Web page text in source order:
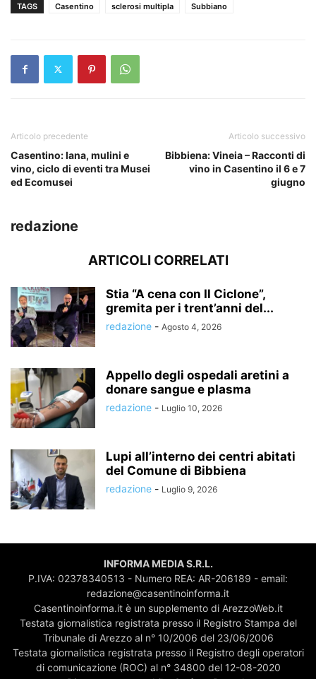
TAGS Casentino sclerosi multipla Subbiano
Articolo precedente
Casentino: lana, mulini e
vino, ciclo di eventi tra Musei
ed Ecomusei
Articolo successivo
Bibbiena: Vineia – Racconti di
vino in Casentino il 6 e 7
giugno
redazione
ARTICOLI CORRELATI
Stia “A cena con Il Ciclone”,
gremita per i trent’anni del...
redazione - Agosto 4, 2026
Appello degli ospedali aretini a
donare sangue e plasma
redazione - Luglio 10, 2026
Lupi all’interno dei centri abitati
del Comune di Bibbiena
redazione - Luglio 9, 2026
INFORMA MEDIA S.R.L.
P.IVA: 02378340513 - Numero REA: AR-206189 - email:
redazione@casentinoinforma.it
Casentinoinforma.it è un supplemento di ArezzoWeb.it
Testata giornalistica registrata presso il Registro Stampa del
Tribunale di Arezzo al n° 10/2006 del 23/06/2006
Testata giornalistica registrata presso il Registro degli operatori
di comunicazione (ROC) al n° 34800 del 12-08-2020